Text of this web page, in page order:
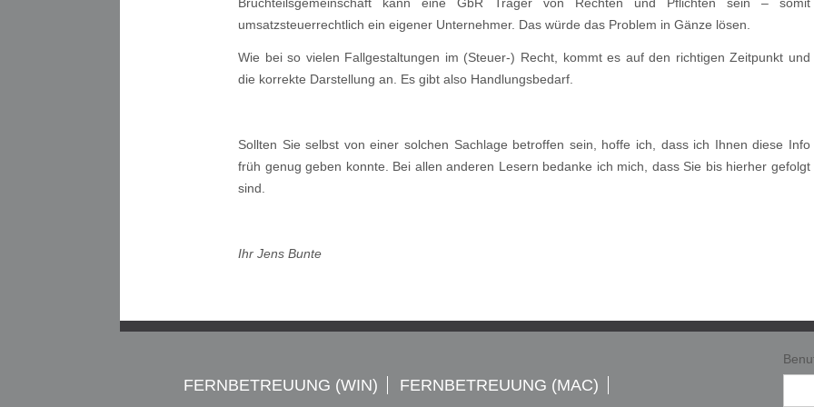
umsatzsteuerrechtlich ein eigener Unternehmer. Das würde das Problem in Gänze lösen.
Wie bei so vielen Fallgestaltungen im (Steuer-) Recht, kommt es auf den richtigen Zeitpunkt und
die korrekte Darstellung an. Es gibt also Handlungsbedarf.
Sollten Sie selbst von einer solchen Sachlage betroffen sein, hoffe ich, dass ich Ihnen diese Info
früh genug geben konnte. Bei allen anderen Lesern bedanke ich mich, dass Sie bis hierher gefolgt
sind.
Ihr Jens Bunte
FERNBETREUUNG (WIN) FERNBETREUUNG (MAC)